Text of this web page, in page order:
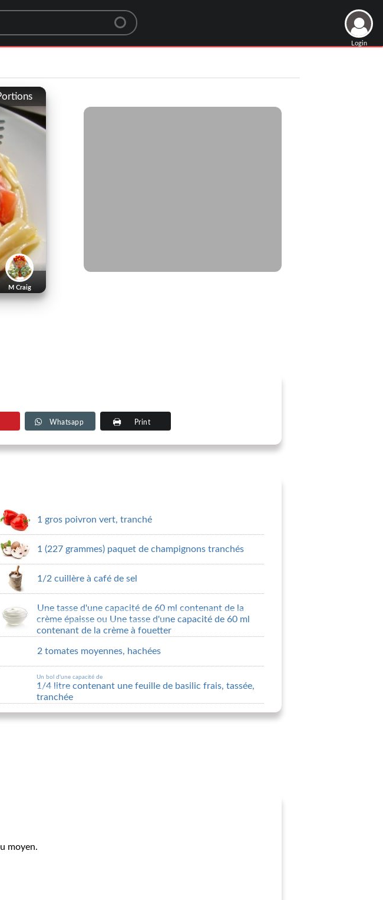
Login
M Craig
Whatsapp Print
1 gros poivron vert, tranché
1 (227 grammes) paquet de champignons tranchés
1/2 cuillère à café de sel
Une tasse d'une capacité de 60 ml contenant de la
crème épaisse ou Une tasse d'une capacité de 60 ml
contenant de la crème à fouetter
2 tomates moyennes, hachées
Un bol d'une capacité de
1/4 litre contenant une feuille de basilic frais, tassée,
tranchée
moyen.